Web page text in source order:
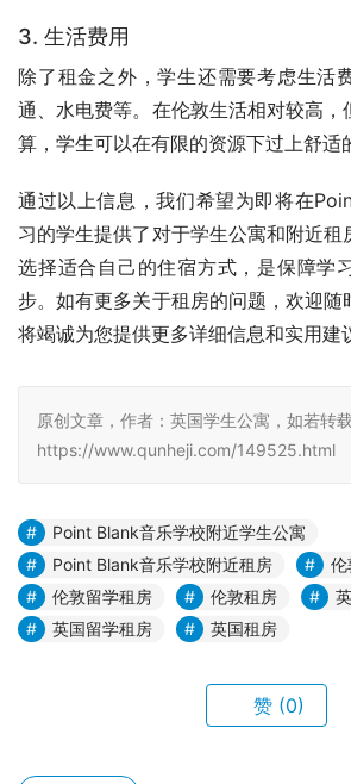
3. 生活费用
除了租金之外，学生还需要考虑生活
通、水电费等。在伦敦生活相对较高，
算，学生可以在有限的资源下过上舒适
通过以上信息，我们希望为即将在
习的学生提供了对于学生公寓和附近租
选择适合自己的住宿方式，是保障学
步。如有更多关于租房的问题，欢迎随
将竭诚为您提供更多详细信息和实用建
原创文章，作者：英国学生公寓，如若转
https://www.qunheji.com/149525.html
Point Blank音乐学校附近学生公寓
Point Blank音乐学校附近租房
伦
伦敦留学租房
伦敦租房
英国留学租房
英国租房
赞 (0)